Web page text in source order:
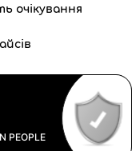
очікування
PEOPLE